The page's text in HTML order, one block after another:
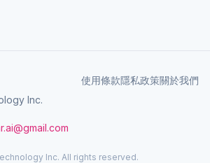
Inc.
使用條款隱私政策關於我們
Inc. All rights reserved.